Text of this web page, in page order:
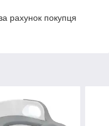
рахунок покупця